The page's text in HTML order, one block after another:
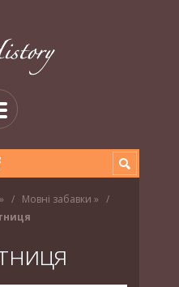
» Мовні забавки »